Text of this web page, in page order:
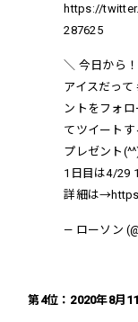
https://
287625
＼ 今日から
アイスだって
ントをフォ
てツイート
プレゼント
1日目は4/29
詳細は→
— ローソン
第4位：2020年8月